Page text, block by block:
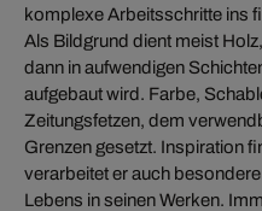
komplexe Arbeitsschritte ins
Als Bildgrund dient meist
dann in aufwendigen
aufgebaut wird. Farbe,
Zeitungsfetzen, dem
Grenzen gesetzt. Inspiration
verarbeitet er auch
Lebens in seinen Werken.